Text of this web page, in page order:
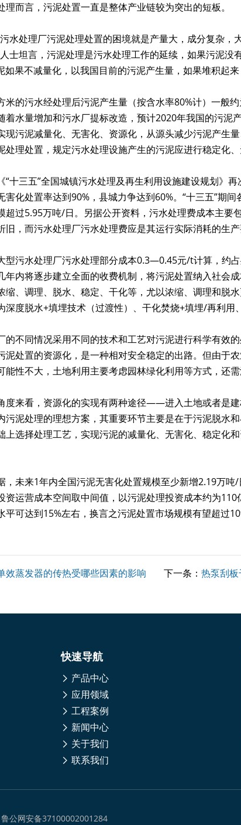
理而言，污泥处置一直是整体产业链较为突出的短板。
水处理厂污泥处理处置的困境就是产量大，成分复杂
士坦言，污泥处理是污水处理工作的延续，如果污泥
如果不减量化，以我国目前的污泥产生量，如果堆积起
米的污水经处理后污泥产生量（按含水率80%计）一般
着水量增加和污水厂提标改造，预计2020年我国的污泥
现污泥减量化、无害化、资源化，从源头减少污泥产生
处理处置，规定污水处理设施产生的污泥应进行稳定化、
“十三五”全国城镇污水处理及再生利用设施建设规划》
害化处置率达到90%，县城力争达到60%。“十三五”期
超过5.95万吨/日。另据公开资料，污水处理费成本主
旧，而污水处理厂污水处理费应是其运行实际消耗的生
型污水处理厂污水处理部分成本0.3—0.45元/t计算，约
年内将逐步建立全面的收费机制，将污泥处置纳入社会
缩、调理、脱水、稳定、干化等，尤以浓缩、调理和脱
深度脱水+填埋技术（过渡性）、干化焚烧+填埋/再利用
的不同情况采用不同的技术和工艺对污泥进行科学有效
泥处置的资源化，是一种相对安全稳定的出路。但由于
能性不大，土地利用主要考虑园林绿化利用等方式，还需
度来看，资源化的实现有两种途径——进入土地或者是
污泥处理的理想方案，其重要环节主要是在于污泥脱水
上选择处理工艺，实现污泥的减量化、无害化、稳定化
，未来1年内全国污泥无害化处置规模至少新增2.19万
资运营成本空间取中间值，以污泥处理投资成本约为
平可达到15%左右，换言之污泥处置市场规模有望超过
效蒸发器的传热受哪些因素的影响 下一条： 热泵刮
快速导航
产品中心
应用领域
工程案例
新闻中心
关于我们
联系我们
鲁公网安备37100002001284